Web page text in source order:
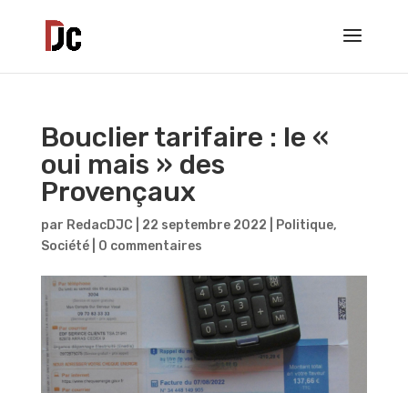
Bouclier tarifaire : le «
oui mais » des
Provençaux
par RedacDJC 22 septembre 2022 Politique,
Société| 0 commentaires